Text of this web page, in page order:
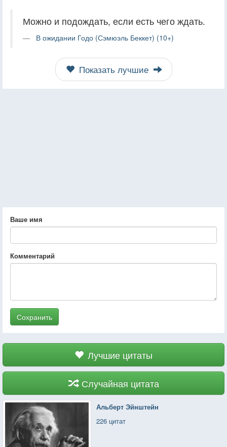
Можно и подождать, если есть чего ждать.
В ожидании Годо (Сэмюэль Беккет) (10+)
Показать лучшие
Ваше имя
Комментарий
Сохранить
Лучшие цитаты
Случайная цитата
Альберт Эйнштейн
226 цитат